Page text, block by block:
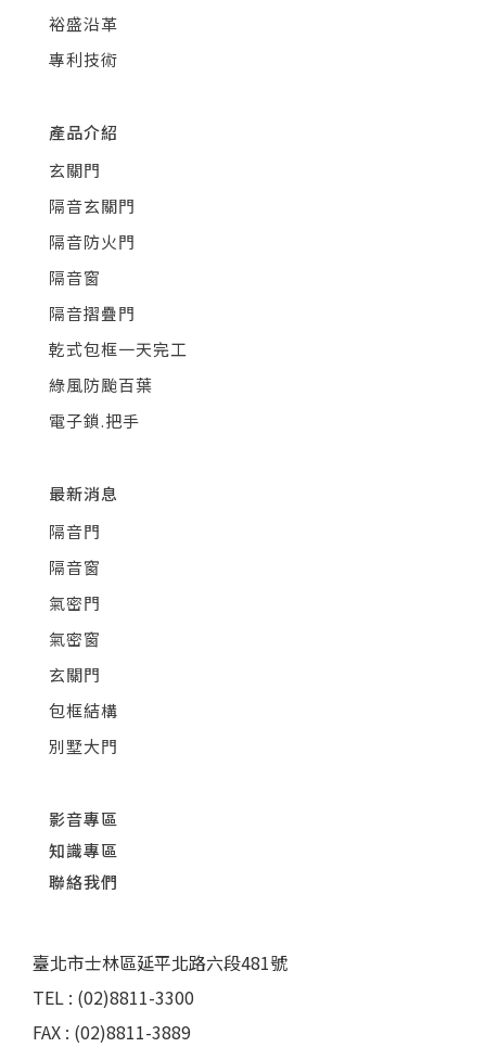
裕盛沿革
專利技術
產品介紹
玄關門
隔音玄關門
隔音防火門
隔音窗
隔音摺疊門
乾式包框一天完工
綠風防颱百葉
電子鎖.把手
最新消息
隔音門
隔音窗
氣密門
氣密窗
玄關門
包框結構
別墅大門
影音專區
知識專區
聯絡我們
臺北市士林區延平北路六段481號
TEL : (02)8811-3300
FAX : (02)8811-3889